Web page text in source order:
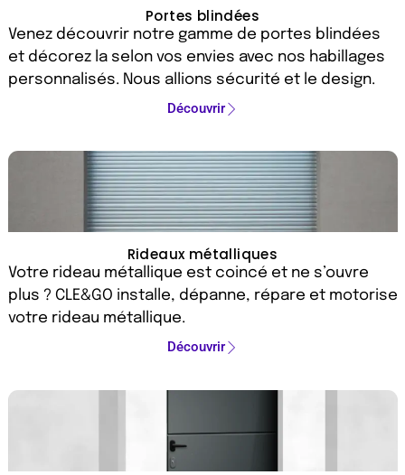
Portes blindées
Venez découvrir notre gamme de portes blindées
et décorez la selon vos envies avec nos habillages
personnalisés. Nous allions sécurité et le design.
Découvrir
Rideaux métalliques
Votre rideau métallique est coincé et ne s’ouvre
plus ? CLE&GO installe, dépanne, répare et motorise
votre rideau métallique.
Découvrir